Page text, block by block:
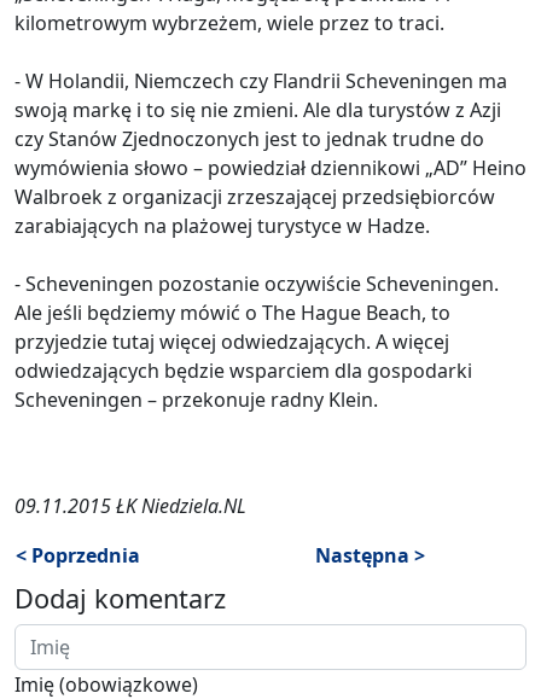
kilometrowym wybrzeżem, wiele przez to traci.
- W Holandii, Niemczech czy Flandrii Scheveningen ma
swoją markę i to się nie zmieni. Ale dla turystów z Azji
czy Stanów Zjednoczonych jest to jednak trudne do
wymówienia słowo – powiedział dziennikowi „AD” Heino
Walbroek z organizacji zrzeszającej przedsiębiorców
zarabiających na plażowej turystyce w Hadze.
- Scheveningen pozostanie oczywiście Scheveningen.
Ale jeśli będziemy mówić o The Hague Beach, to
przyjedzie tutaj więcej odwiedzających. A więcej
odwiedzających będzie wsparciem dla gospodarki
Scheveningen – przekonuje radny Klein.
09.11.2015 ŁK Niedziela.NL
< Poprzednia
Następna >
Dodaj komentarz
Imię (obowiązkowe)